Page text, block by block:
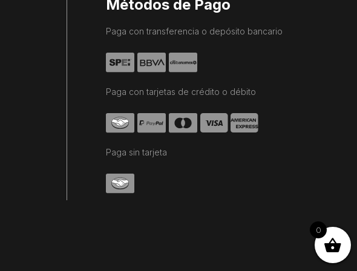
Métodos de Pago
Paga con transferencia o depósito bancario
Paga con tarjetas de crédito o débito
Paga sin tarjeta
0